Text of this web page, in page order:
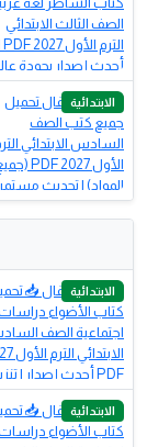
الابتدائية
الابتدائية
الابتدائية